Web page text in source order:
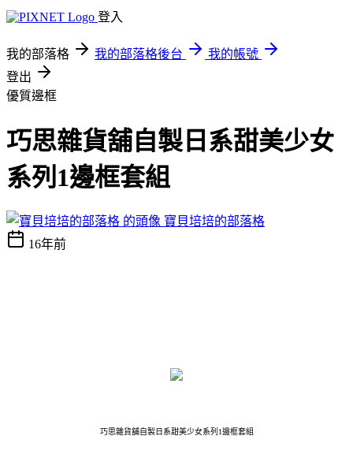
登入
我的部落格 我的部落格後台
我的帳號
登出
優質邊框
巧思雜貨舖自製日系甜美少女
系列1邊框套組
寶貝培培的部落格
16年前
巧思雜貨舖自製日系甜美少女系列1邊框套組